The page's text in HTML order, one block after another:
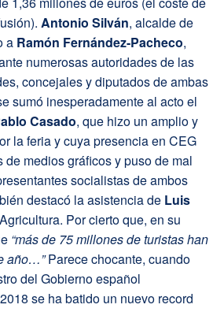
Antonio Silván, alcalde de
a Ramón Fernández-Pacheco,
numerosas autoridades de las
concejales y diputados de ambas
sumó inesperadamente al acto el
Casado, que hizo un amplio y
la feria y cuya presencia en CEG
medios gráficos y puso de mal
socialistas de ambos
destacó la asistencia de Luis
Por cierto que, en su
“más de 75 millones de turistas han
año…”Parece chocante, cuando
del Gobierno español
se ha batido un nuevo record